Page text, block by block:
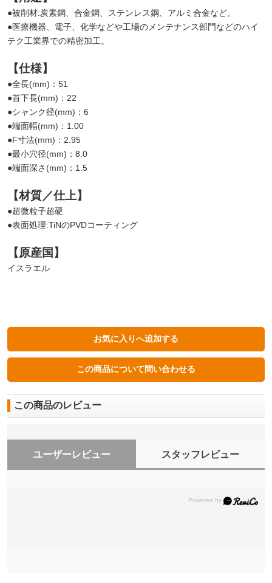
●被削材:炭素鋼、合金鋼、ステンレス鋼、アルミ合金など。
●医療機器、電子、化学などや工場のメンテナンス部門などのハイ
テク工業界での精密加工。
【仕様】
●全長(mm)：51
●首下長(mm)：22
●シャンク径(mm)：6
●端面幅(mm)：1.00
●F寸法(mm)：2.95
●最小穴径(mm)：8.0
●端面深さ(mm)：1.5
【材質／仕上】
●超微粒子超硬
●表面処理:TiNのPVDコーティング
【原産国】
イスラエル
この商品のレビュー
ユーザーレビュー スタッフレビュー